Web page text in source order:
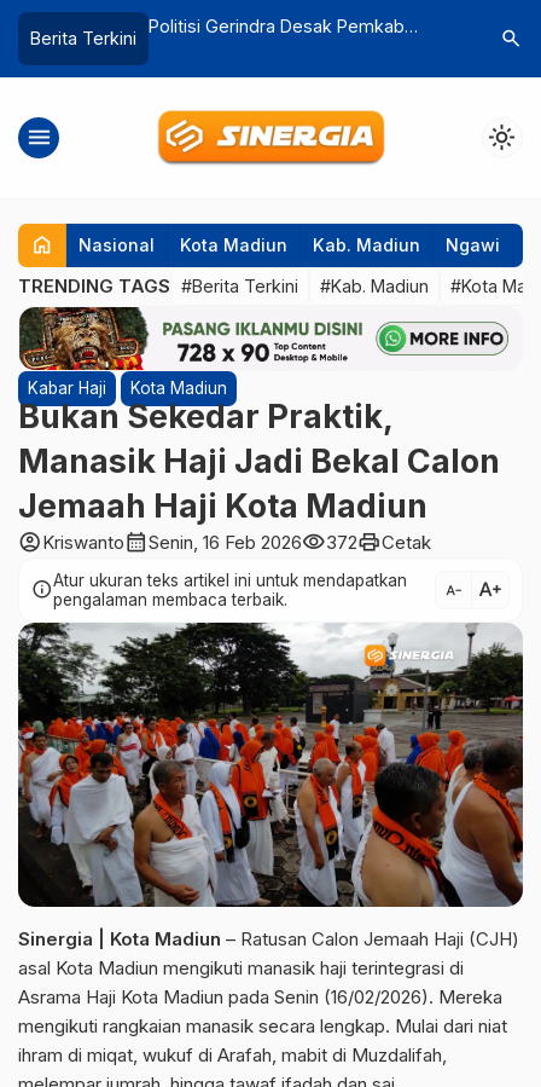
Berita Terkini
Desak Pemkab
dan Pestisida
Geliat Serda Rohman Geluti Budidaya
Pemasaran
search
menu light_mode
home Nasional Kota Madiun Kab. Madiun Ngawi
TRENDING TAGS #Berita Terkini #Kab. Madiun #Kota
Kabar Haji Kota Madiun
Bukan Sekedar Praktik,
Manasik Haji Jadi Bekal Calon
Jemaah Haji Kota Madiun
account_circleKriswantocalendar_monthSenin, 16 Feb 2026visibility372printCetak
infoAtur ukuran teks artikel ini untuk mendapatkan
pengalaman membaca terbaik.
text_decrease text_increase
Sinergia | Kota Madiun – Ratusan Calon Jemaah Haji (CJH)
asal Kota Madiun mengikuti manasik haji terintegrasi di
Asrama Haji Kota Madiun pada Senin (16/02/2026). Mereka
mengikuti rangkaian manasik secara lengkap. Mulai dari niat
ihram di miqat, wukuf di Arafah, mabit di Muzdalifah,